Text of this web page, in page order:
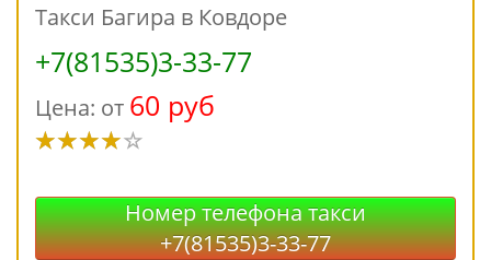
Такси Багира в Ковдоре
+7(81535)3-33-77
Цена: от 60 руб
Номер телефона такси
+7(81535)3-33-77